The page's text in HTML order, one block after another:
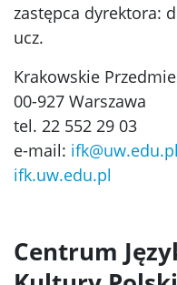
zastępca dyrektora:
ucz.
Krakowskie
00-927 Warszawa
tel. 22 552 29 03
e-mail: ifk@uw.edu.pl
ifk.uw.edu.pl
Centrum